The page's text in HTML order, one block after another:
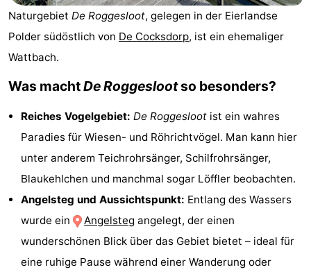
Koog
Oudeschild
-
De
Waal
-
Oosterend
Natur
Schönste
Appartements
Bosch
Naturgebiet De Roggesloot, gelegen in der Eierlandse
Polder südöstlich von De Cocksdorp, ist ein ehemaliger
Wattbach.
Was machtDe Roggeslootso besonders?
Reiches Vogelgebiet: De Roggesloot ist ein wahres
Paradies für Wiesen- und Röhrichtvögel. Man kann hier
unter anderem Teichrohrsänger, Schilfrohrsänger,
Blaukehlchen und manchmal sogar Löffler beobachten.
Angelsteg und Aussichtspunkt: Entlang des Wassers
wurde ein
Angelsteg angelegt, der einen
wunderschönen Blick über das Gebiet bietet – ideal für
eine ruhige Pause während einer Wanderung oder